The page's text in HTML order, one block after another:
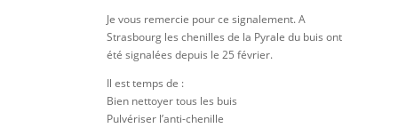
Je vous remercie pour ce signalement. A
Strasbourg les chenilles de la Pyrale du buis ont
été signalées depuis le 25 février.
Il est temps de :
Bien nettoyer tous les buis
Pulvériser l’anti-chenille